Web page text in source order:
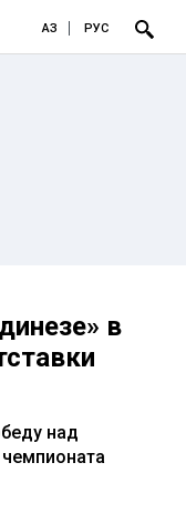
ҚАЗ РУС
в
над